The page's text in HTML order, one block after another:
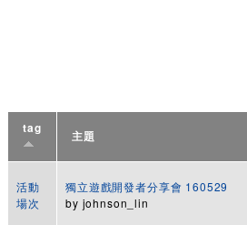
tag
主題
活動
場次
獨立遊戲開發者分享會 160529
by johnson_lin